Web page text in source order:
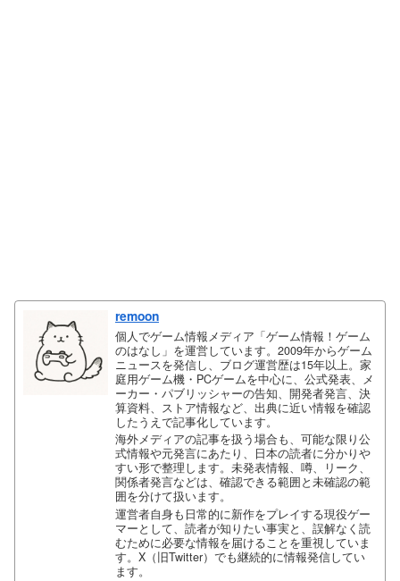
remoon
個人でゲーム情報メディア「ゲーム情報！ゲーム
のはなし」を運営しています。2009年からゲーム
ニュースを発信し、ブログ運営歴は15年以上。家
庭用ゲーム機・PCゲームを中心に、公式発表、メ
ーカー・パブリッシャーの告知、開発者発言、決
算資料、ストア情報など、出典に近い情報を確認
したうえで記事化しています。
海外メディアの記事を扱う場合も、可能な限り公
式情報や元発言にあたり、日本の読者に分かりや
すい形で整理します。未発表情報、噂、リーク、
関係者発言などは、確認できる範囲と未確認の範
囲を分けて扱います。
運営者自身も日常的に新作をプレイする現役ゲー
マーとして、読者が知りたい事実と、誤解なく読
むために必要な情報を届けることを重視していま
す。X（旧Twitter）でも継続的に情報発信してい
ます。